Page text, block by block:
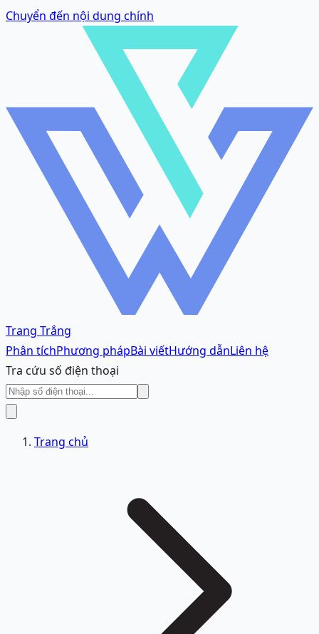
Chuyển đến nội dung chính
Trang Trắng
Phân tíchPhương phápBài viếtHướng dẫnLiên hệ
Tra cứu số điện thoại
Trang chủ